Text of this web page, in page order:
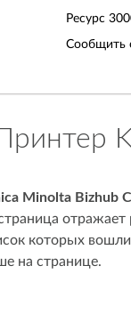
Ресурс
Сообщить
Minolta Bizhub
которых
на странице.